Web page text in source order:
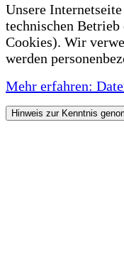
Unsere
technischen
Cookies). Wir
werden
Mehr erfahren:
Hinweis zur Kenntnis